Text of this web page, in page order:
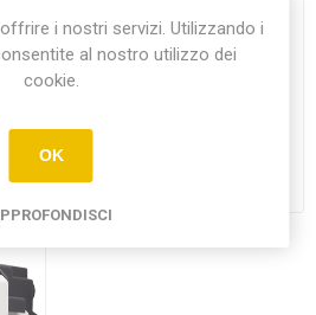
PULSANTE UNIPOLARE
i nostri servizi. Utilizzando i
al nostro utilizzo dei
cookie.
OK